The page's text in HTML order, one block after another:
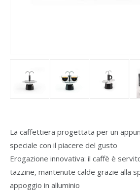
La caffettiera progettata per un
speciale con il piacere del gusto
Erogazione innovativa: il caffè è
tazzine, mantenute calde grazie alla
appoggio in alluminio